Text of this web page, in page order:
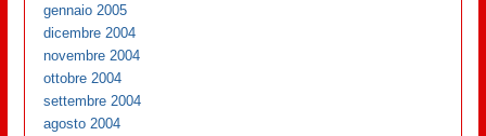
gennaio 2005
dicembre 2004
novembre 2004
ottobre 2004
settembre 2004
agosto 2004